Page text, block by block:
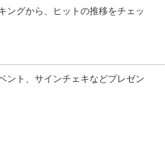
ングから、ヒットの推移をチェッ
ント、サインチェキなどプレゼン